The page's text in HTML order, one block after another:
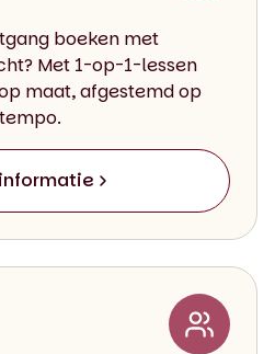
boeken met
Met 1-op-1-lessen
maat, afgestemd op